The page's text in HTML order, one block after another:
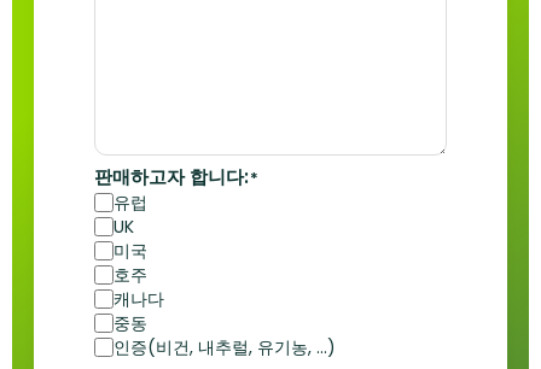
판매하고자 합니다:*
유럽
UK
미국
호주
캐나다
중동
인증(비건, 내추럴, 유기농, ...)